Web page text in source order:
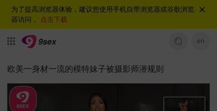
为了提高浏览器体验，建议您使用手机自带浏览器或谷歌浏览
器访问， 点击下载
en
欧美一身材一流的模特妹子被摄影师潜规则